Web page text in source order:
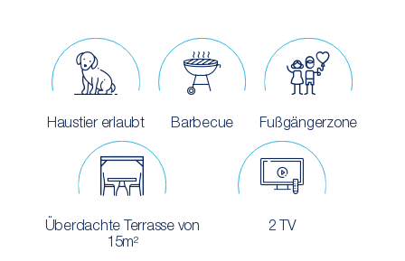
Haustier erlaubt Barbecue Fußgängerzone
Überdachte Terrasse von
15m²
2 TV